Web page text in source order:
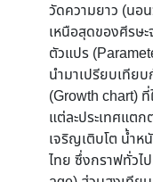
วัดความยาว (นอ
เหนือสุดของศีรษ
ตัวแปร
นำมาเปรียบเทีย
(Growth chart) ที่
แต่ละประเทศแต
เจริญเติบโต น้ำห
ไทย ซึ่งกราฟทั่วไ